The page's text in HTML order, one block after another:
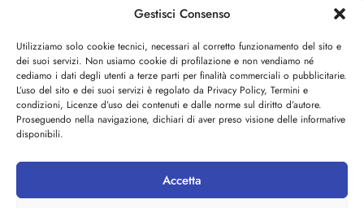
Gestisci Consenso
Utilizziamo solo cookie tecnici, necessari al corretto funzionamento del sito e
dei suoi servizi. Non usiamo cookie di profilazione e non vendiamo né
cediamo i dati degli utenti a terze parti per finalità commerciali o pubblicitarie.
L’uso del sito e dei suoi servizi è regolato da Privacy Policy, Termini e
condizioni, Licenze d’uso dei contenuti e dalle norme sul diritto d’autore.
Proseguendo nella navigazione, dichiari di aver preso visione delle informative
disponibili.
Accetta
Messina, Italia P.IVA
02139690834 -
contatti@mezzodi.it